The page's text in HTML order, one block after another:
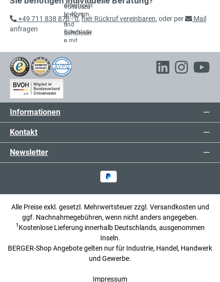
+49 711 838 878 - 0,hier Rückruf vereinbaren, oder per
Mail
anfragen
Informationen
Kontakt
Newsletter
Alle Preise exkl. gesetzl. Mehrwertsteuer zzgl. Versandkosten und
ggf. Nachnahmegebühren, wenn nicht anders angegeben.
1 Kostenlose Lieferung innerhalb Deutschlands, ausgenommen
Inseln.
BERGER-Shop Angebote gelten nur für Industrie, Handel, Handwerk
und Gewerbe.
Impressum